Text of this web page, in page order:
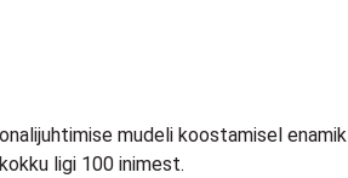
mudeli koostamisel enamik
ligi 100 inimest.